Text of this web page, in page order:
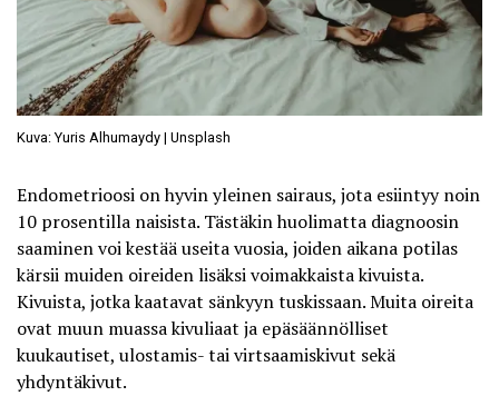
Kuva: Yuris Alhumaydy | Unsplash
Endometrioosi on hyvin yleinen sairaus, jota esiintyy noin
10 prosentilla naisista. Tästäkin huolimatta diagnoosin
saaminen voi kestää useita vuosia, joiden aikana potilas
kärsii muiden oireiden lisäksi voimakkaista kivuista.
Kivuista, jotka kaatavat sänkyyn tuskissaan. Muita oireita
ovat muun muassa kivuliaat ja epäsäännölliset
kuukautiset, ulostamis- tai virtsaamiskivut sekä
yhdyntäkivut.